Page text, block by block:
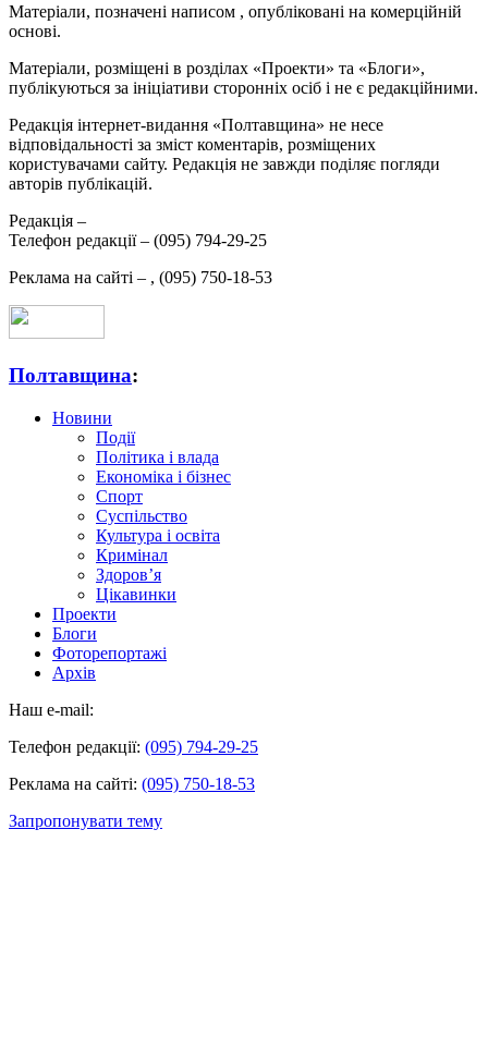
Матеріали, позначені написом , опубліковані на комерційній
основі.
Матеріали, розміщені в розділах «Проекти» та «Блоги»,
публікуються за ініціативи сторонніх осіб і не є редакційними.
Редакція інтернет-видання «Полтавщина» не несе
відповідальності за зміст коментарів, розміщених
користувачами сайту. Редакція не завжди поділяє погляди
авторів публікацій.
Редакція –
Телефон редакції – (095) 794-29-25
Реклама на сайті – , (095) 750-18-53
Полтавщина:
Новини
Події
Політика і влада
Економіка і бізнес
Спорт
Суспільство
Культура і освіта
Кримінал
Здоров’я
Цікавинки
Проекти
Блоги
Фоторепортажі
Архів
Наш e-mail:
Телефон редакції: (095) 794-29-25
Реклама на сайті: (095) 750-18-53
Запропонувати тему